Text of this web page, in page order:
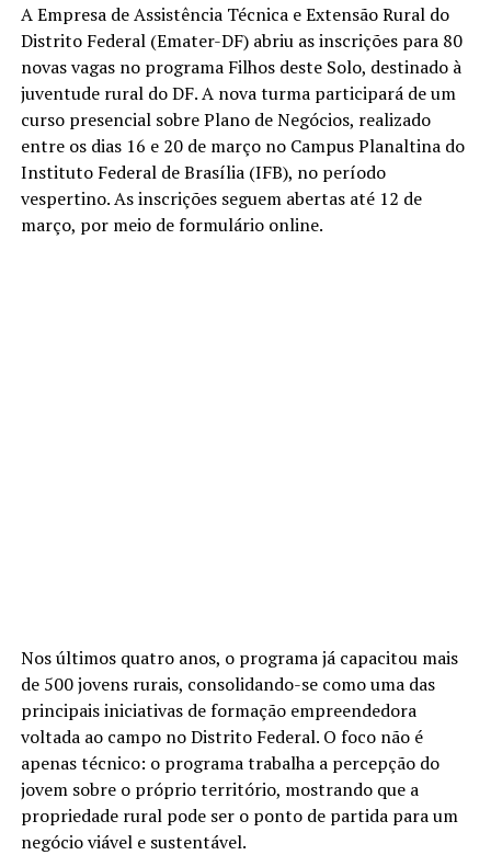
A Empresa de Assistência Técnica e Extensão Rural do
Distrito Federal (Emater-DF) abriu as inscrições para 80
novas vagas no programa Filhos deste Solo, destinado à
juventude rural do DF. A nova turma participará de um
curso presencial sobre Plano de Negócios, realizado
entre os dias 16 e 20 de março no Campus Planaltina do
Instituto Federal de Brasília (IFB), no período
vespertino. As inscrições seguem abertas até 12 de
março, por meio de formulário online.
Nos últimos quatro anos, o programa já capacitou mais
de 500 jovens rurais, consolidando-se como uma das
principais iniciativas de formação empreendedora
voltada ao campo no Distrito Federal. O foco não é
apenas técnico: o programa trabalha a percepção do
jovem sobre o próprio território, mostrando que a
propriedade rural pode ser o ponto de partida para um
negócio viável e sustentável.